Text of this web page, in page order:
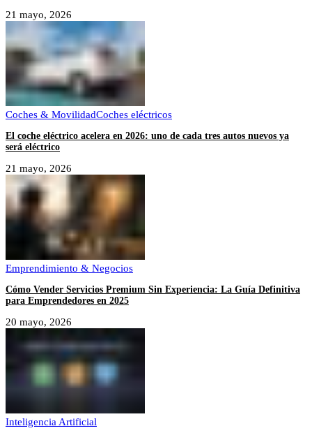
21 mayo, 2026
Coches & MovilidadCoches eléctricos
El coche eléctrico acelera en 2026: uno de cada tres autos nuevos ya
será eléctrico
21 mayo, 2026
Emprendimiento & Negocios
Cómo Vender Servicios Premium Sin Experiencia: La Guía Definitiva
para Emprendedores en 2025
20 mayo, 2026
Inteligencia Artificial